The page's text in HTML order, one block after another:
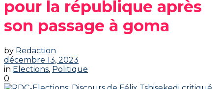
pour la république après
son passage à goma
by Redaction
décembre 13, 2023
in Elections, Politique
0